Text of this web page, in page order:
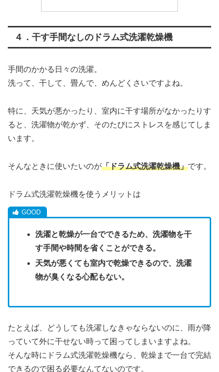
４．干す手間なしのドラム式洗濯乾燥機
手間のかかる日々の洗濯。
洗って、干して、畳んで、めんどくさいですよね。
特に、天気が悪かったり、室内に干す場所がなかったりす
ると、洗濯物が乾かず、そのたびにストレスを感じてしま
います。
そんなときに使いたいのが「ドラム式洗濯乾燥機」です。
ドラム式洗濯乾燥機を使うメリットは
洗濯と乾燥が一台でできるため、洗濯物を干
す手間や時間を省くことができる。
天気が悪くても室内で乾燥できるので、洗濯
物が臭くなる心配もない。
たとえば、どうしても洗濯しなきゃならないのに、雨が降
っていて外に干せない時って困ってしまいますよね。
そんな時にドラム式洗濯乾燥機なら、乾燥まで一台で完結
できるので困る必要なんてないのです。